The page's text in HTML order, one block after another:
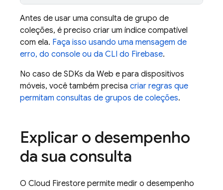
Antes de usar uma consulta de grupo de
coleções, é preciso criar um índice compatível
com ela. Faça isso usando uma mensagem de
erro, do console ou da CLI do Firebase.
No caso de SDKs da Web e para dispositivos
móveis, você também precisa criar regras que
permitam consultas de grupos de coleções.
Explicar o desempenho
da sua consulta
O Cloud Firestore permite medir o desempenho